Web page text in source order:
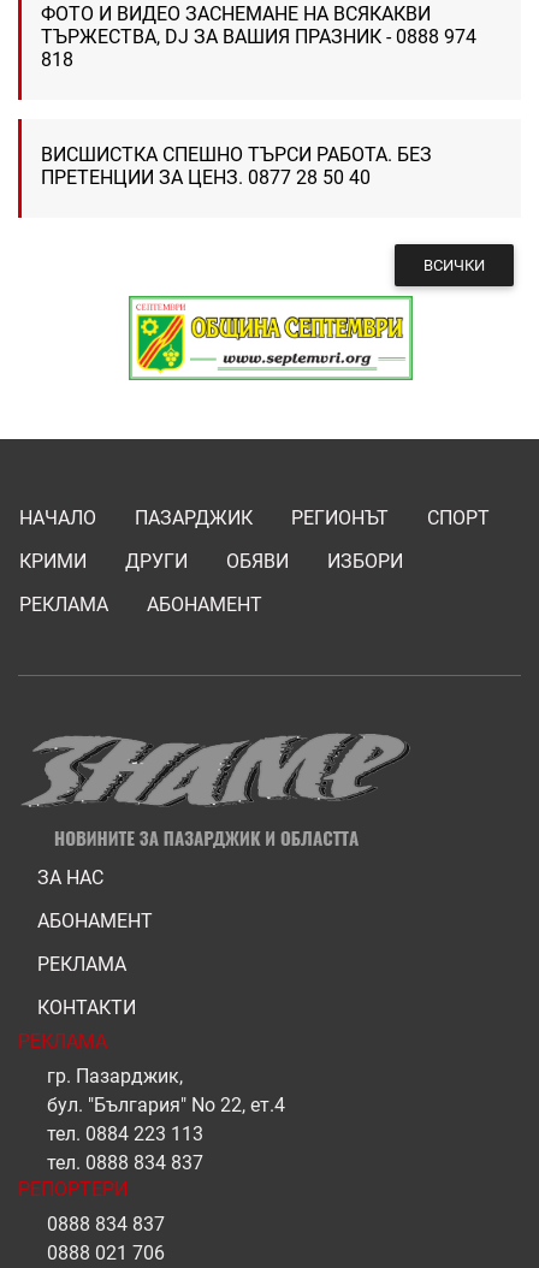
ФОТО И ВИДЕО ЗАСНЕМАНЕ НА ВСЯКАКВИ
ТЪРЖЕСТВА, DJ ЗА ВАШИЯ ПРАЗНИК - 0888 974
818
ВИСШИСТКА СПЕШНО ТЪРСИ РАБОТА. БЕЗ
ПРЕТЕНЦИИ ЗА ЦЕНЗ. 0877 28 50 40
ВСИЧКИ
НАЧАЛО ПАЗАРДЖИК РЕГИОНЪТ
СПОРТ
КРИМИ
ДРУГИ ОБЯВИ
ИЗБОРИ
РЕКЛАМА
АБОНАМЕНТ
ЗА НАС
АБОНАМЕНТ
РЕКЛАМА
КОНТАКТИ
РЕКЛАМА
гр. Пазарджик,
бул. "България" No 22, ет.4
тел. 0884 223 113
тел. 0888 834 837
РЕПОРТЕРИ
0888 834 837
0888 021 706